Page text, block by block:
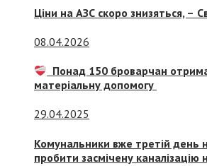
Ціни на АЗС скоро знизяться, –
08.04.2026
Понад 150 броварчан
матеріальну допомогу
29.04.2025
Комунальники вже третій день
пробити засмічену каналізацію